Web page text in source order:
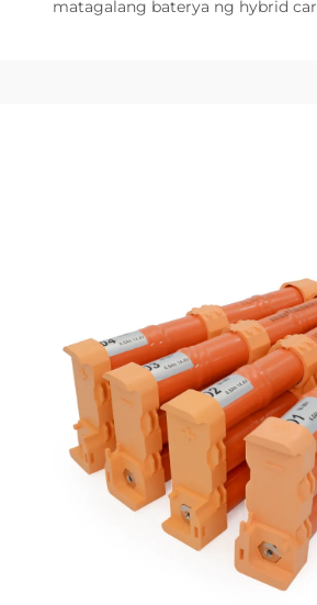
matagalang baterya ng hybrid car